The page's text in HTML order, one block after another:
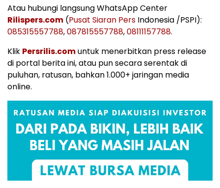
Atau hubungi langsung WhatsApp Center
Rilispers.com (Pusat Siaran Pers Indonesia /PSPI):
085315557788,087815557788,08111157788.
Klik Persrilis.comuntuk menerbitkan press release
di portal berita ini, atau pun secara serentak di
puluhan, ratusan, bahkan 1.000+ jaringan media
online.